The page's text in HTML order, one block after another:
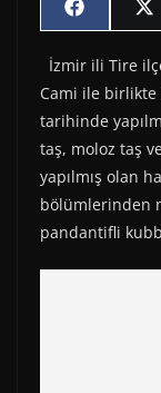
Share
on
F
a
e
b
o
o
k
X
(
i
t
t
e
r
)
İzmir ili Tire
Cami ile birlikte
tarihinde
taş, moloz taş
yapılmış olan
bölümlerinden
pandantifli